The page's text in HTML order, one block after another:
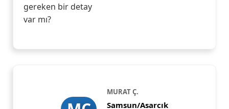
gereken bir detay
var mı?
MURAT Ç.
Samsun/Asarcık